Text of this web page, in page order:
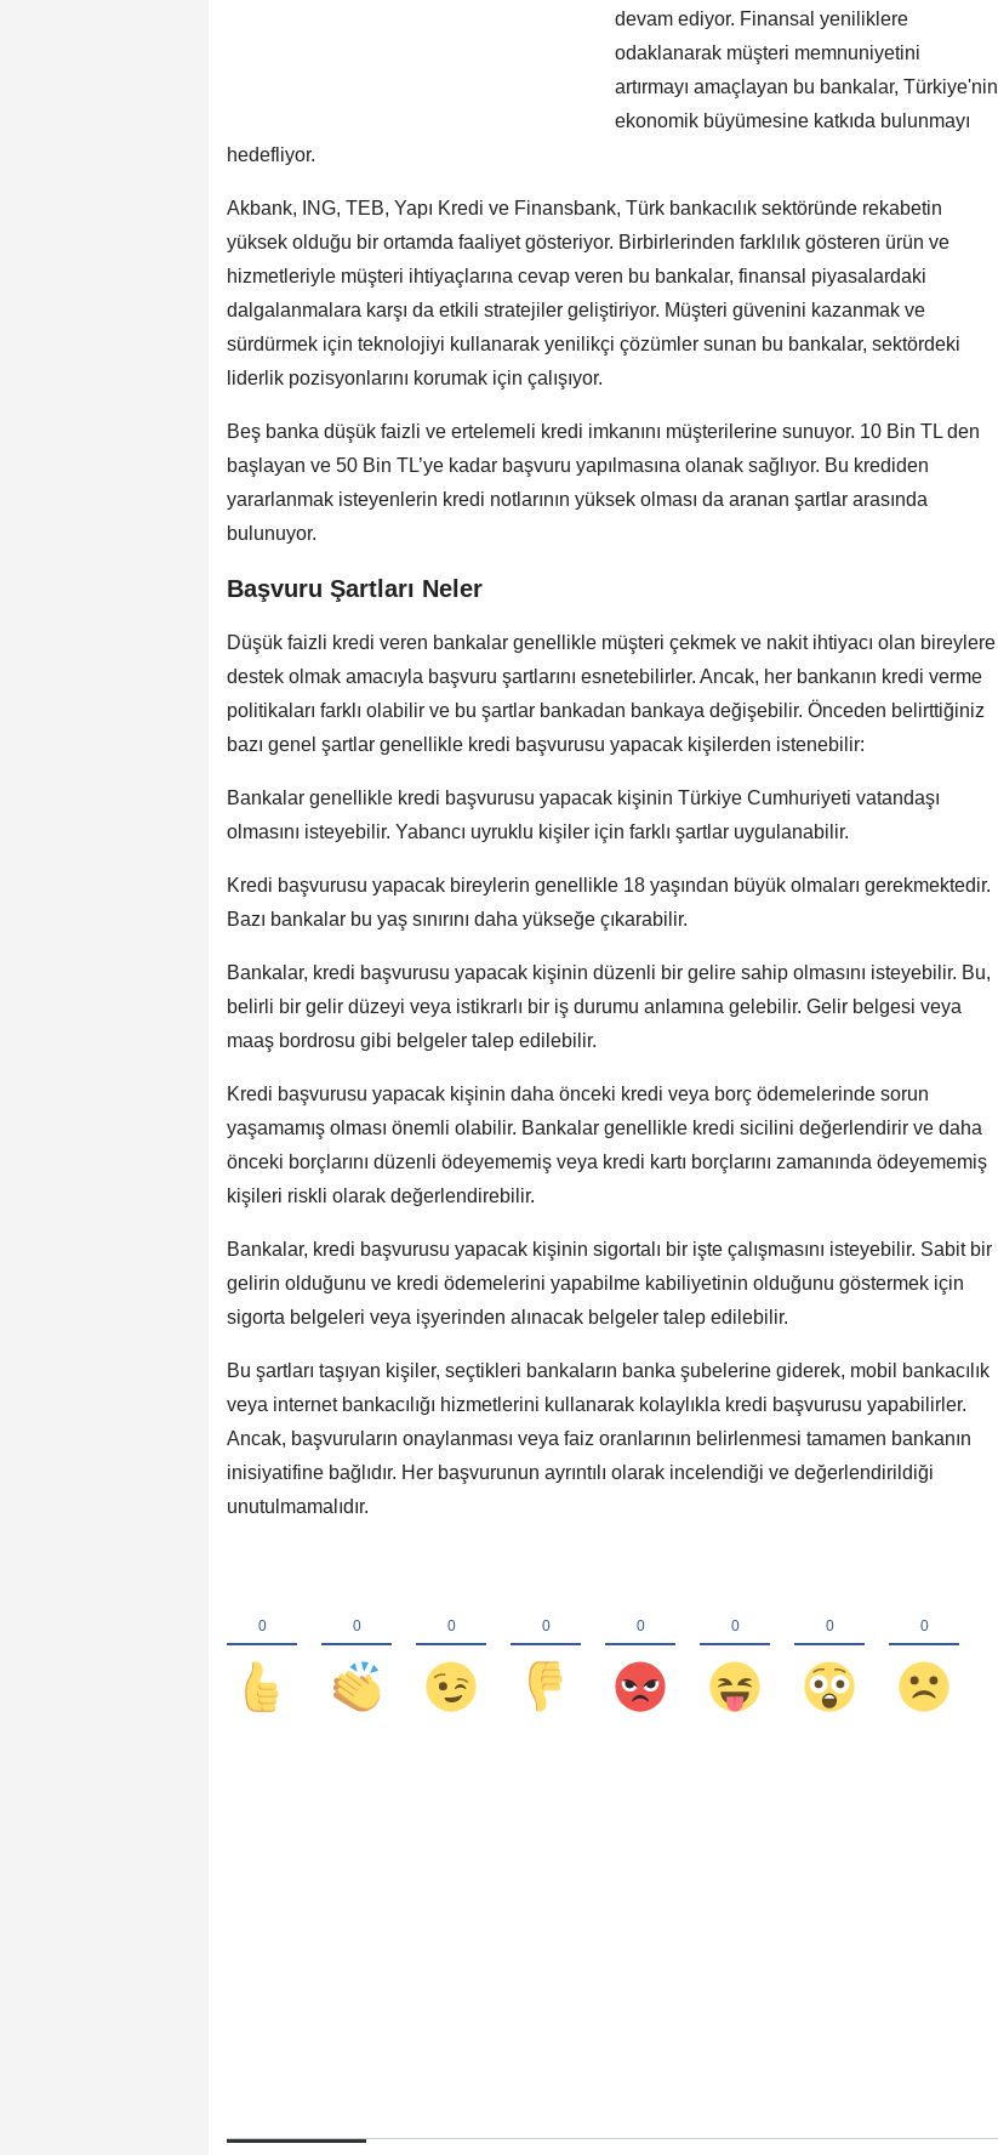
devam ediyor. Finansal yeniliklere
odaklanarak müşteri memnuniyetini
artırmayı amaçlayan bu bankalar, Türkiye'nin
ekonomik büyümesine katkıda bulunmayı
hedefliyor.
Akbank, ING, TEB, Yapı Kredi ve Finansbank, Türk bankacılık sektöründe rekabetin
yüksek olduğu bir ortamda faaliyet gösteriyor. Birbirlerinden farklılık gösteren ürün ve
hizmetleriyle müşteri ihtiyaçlarına cevap veren bu bankalar, finansal piyasalardaki
dalgalanmalara karşı da etkili stratejiler geliştiriyor. Müşteri güvenini kazanmak ve
sürdürmek için teknolojiyi kullanarak yenilikçi çözümler sunan bu bankalar, sektördeki
liderlik pozisyonlarını korumak için çalışıyor.
Beş banka düşük faizli ve ertelemeli kredi imkanını müşterilerine sunuyor. 10 Bin TL den
başlayan ve 50 Bin TL’ye kadar başvuru yapılmasına olanak sağlıyor. Bu krediden
yararlanmak isteyenlerin kredi notlarının yüksek olması da aranan şartlar arasında
bulunuyor.
Başvuru Şartları Neler
Düşük faizli kredi veren bankalar genellikle müşteri çekmek ve nakit ihtiyacı olan bireylere
destek olmak amacıyla başvuru şartlarını esnetebilirler. Ancak, her bankanın kredi verme
politikaları farklı olabilir ve bu şartlar bankadan bankaya değişebilir. Önceden belirttiğiniz
bazı genel şartlar genellikle kredi başvurusu yapacak kişilerden istenebilir:
Bankalar genellikle kredi başvurusu yapacak kişinin Türkiye Cumhuriyeti vatandaşı
olmasını isteyebilir. Yabancı uyruklu kişiler için farklı şartlar uygulanabilir.
Kredi başvurusu yapacak bireylerin genellikle 18 yaşından büyük olmaları gerekmektedir.
Bazı bankalar bu yaş sınırını daha yükseğe çıkarabilir.
Bankalar, kredi başvurusu yapacak kişinin düzenli bir gelire sahip olmasını isteyebilir. Bu,
belirli bir gelir düzeyi veya istikrarlı bir iş durumu anlamına gelebilir. Gelir belgesi veya
maaş bordrosu gibi belgeler talep edilebilir.
Kredi başvurusu yapacak kişinin daha önceki kredi veya borç ödemelerinde sorun
yaşamamış olması önemli olabilir. Bankalar genellikle kredi sicilini değerlendirir ve daha
önceki borçlarını düzenli ödeyememiş veya kredi kartı borçlarını zamanında ödeyememiş
kişileri riskli olarak değerlendirebilir.
Bankalar, kredi başvurusu yapacak kişinin sigortalı bir işte çalışmasını isteyebilir. Sabit bir
gelirin olduğunu ve kredi ödemelerini yapabilme kabiliyetinin olduğunu göstermek için
sigorta belgeleri veya işyerinden alınacak belgeler talep edilebilir.
Bu şartları taşıyan kişiler, seçtikleri bankaların banka şubelerine giderek, mobil bankacılık
veya internet bankacılığı hizmetlerini kullanarak kolaylıkla kredi başvurusu yapabilirler.
Ancak, başvuruların onaylanması veya faiz oranlarının belirlenmesi tamamen bankanın
inisiyatifine bağlıdır. Her başvurunun ayrıntılı olarak incelendiği ve değerlendirildiği
unutulmamalıdır.